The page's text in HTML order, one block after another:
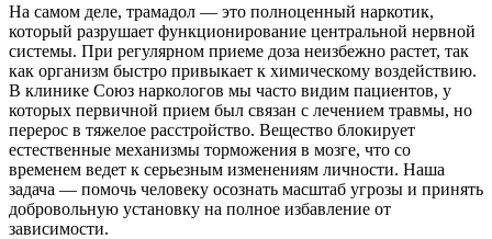
На самом деле, трамадол — это полноценный наркотик,
который разрушает функционирование центральной нервной
системы. При регулярном приеме доза неизбежно растет, так
как организм быстро привыкает к химическому воздействию.
В клинике Союз наркологов мы часто видим пациентов, у
которых первичной прием был связан с лечением травмы, но
перерос в тяжелое расстройство. Вещество блокирует
естественные механизмы торможения в мозге, что со
временем ведет к серьезным изменениям личности. Наша
задача — помочь человеку осознать масштаб угрозы и принять
добровольную установку на полное избавление от
зависимости.